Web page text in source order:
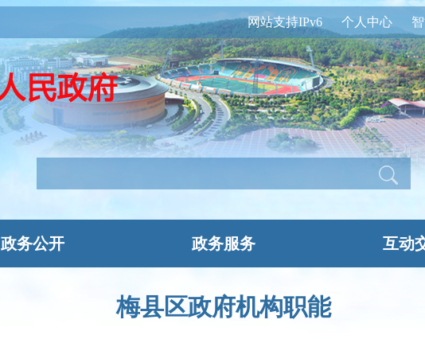
个人中心
网站支持IPv6
政务公开 政务服务 互动
梅县区政府机构职能